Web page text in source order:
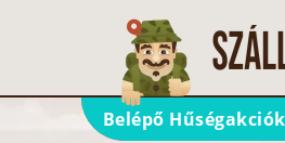
Belépő